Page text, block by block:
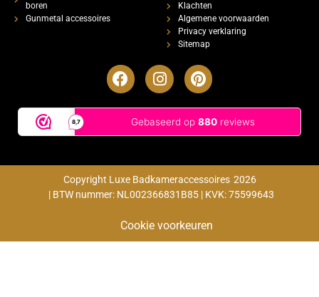
boren
Gunmetal accessoires
Klachten
Algemene voorwaarden
Privacy verklaring
Sitemap
Copyright Luxe Badkameraccessoires 2026
| BTW nummer: NL002366831B85 | KVK: 75599643
Cookie voorkeuren